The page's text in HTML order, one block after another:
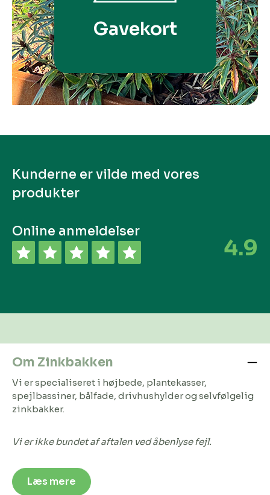
Gavekort
Kunderne er vilde med vores
produkter
Online anmeldelser
4.9
Om Zinkbakken
Vi er specialiseret i højbede, plantekasser,
spejlbassiner, bålfade, drivhushylder og selvfølgelig
zinkbakker.
Vi er ikke bundet af aftalen ved åbenlyse fejl.
Læs mere